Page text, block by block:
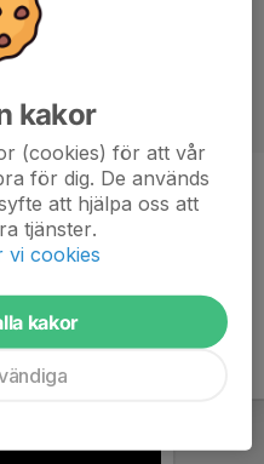
kakor
(cookies) för att vår
för dig. De används
att hjälpa oss att
tjänster.
vi cookies
kakor